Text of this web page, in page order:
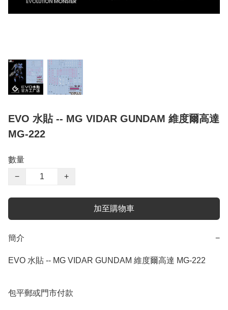
EVO 水貼 -- MG VIDAR GUNDAM 維度爾高達
MG-222
數量
−
+
加至購物車
簡介 −
EVO 水貼 -- MG VIDAR GUNDAM 維度爾高達 MG-222
包平郵或門市付款